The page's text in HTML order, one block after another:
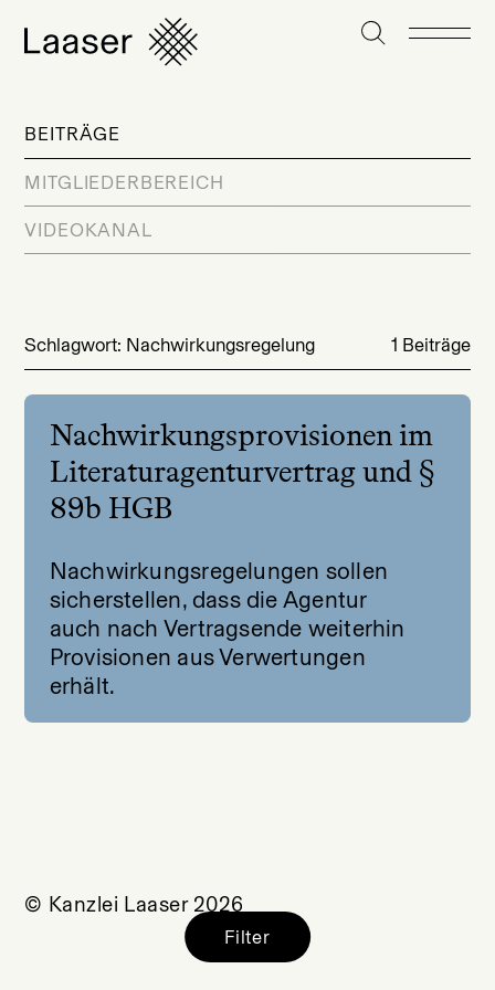
BEITRÄGE
MITGLIEDERBEREICH
VIDEOKANAL
Schlagwort: Nachwirkungsregelung 1 Beiträge
Nachwirkungsprovisionen im
Literaturagenturvertrag und §
89b HGB
Nachwirkungsregelungen sollen
sicherstellen, dass die Agentur
auch nach Vertragsende weiterhin
Provisionen aus Verwertungen
erhält.
Filter
© Kanzlei Laaser 2026